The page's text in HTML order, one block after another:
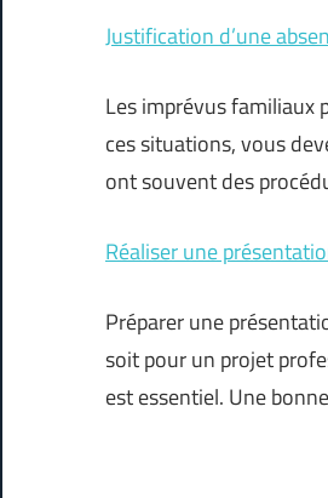
Justification d’une
Les imprévus familiaux
ces situations, vous
ont souvent des
Réaliser une
Préparer une
soit pour un projet
est essentiel. Une